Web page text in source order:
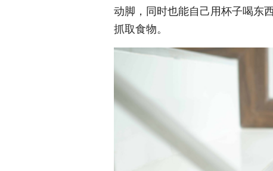
动脚，同时也能自己用杯子喝东
抓取食物。